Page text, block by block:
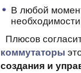
В любой
Плюсов
коммутаторы
создания и